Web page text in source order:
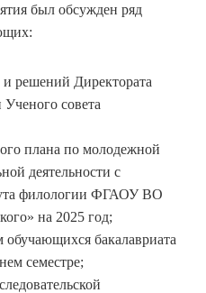
был обсужден ряд
решений Директората
совета
плана по молодежной
деятельности с
филологии ФГАОУ ВО
на 2025 год;
обучающихся бакалавриата
семестре;